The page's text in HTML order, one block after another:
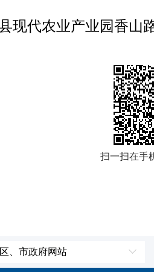
现代农业产业园香山
扫一扫在手
、市政府网站